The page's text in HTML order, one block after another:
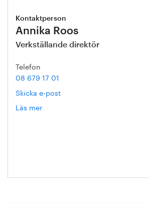
Kontaktperson
Annika Roos
Verkställande direktör
Telefon
08 679 17 01
Skicka e-post
Läs mer